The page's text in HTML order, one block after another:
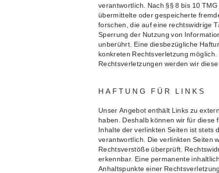
verantwortlich. Nach §§ 8 bis 10
übermittelte oder gespeicherte
forschen, die auf eine rechtswidrige
Sperrung der Nutzung von
unberührt. Eine diesbezügliche
konkreten Rechtsverletzung
Rechtsverletzungen werden wir
HAFTUNG FÜR LINKS
Unser Angebot enthält Links zu
haben. Deshalb können wir für
Inhalte der verlinkten Seiten ist stets
verantwortlich. Die verlinkten Seiten
Rechtsverstöße überprüft.
erkennbar. Eine permanente
Anhaltspunkte einer